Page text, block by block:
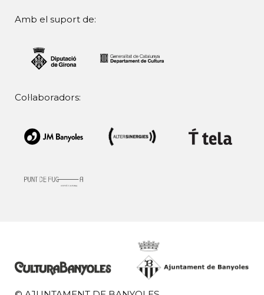
Amb el suport de:
Col·laboradors: